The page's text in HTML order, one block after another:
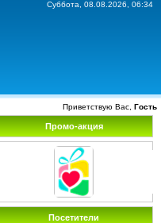
Суббота, 08.08.2026, 06:34
Приветствую Вас, Гость
Промо-акция
Посетители